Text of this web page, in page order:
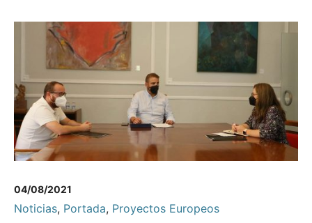
04/08/2021
Noticias, Portada, Proyectos Europeos